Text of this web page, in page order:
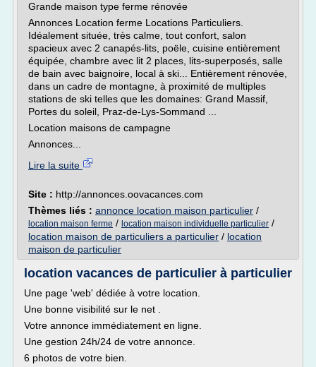
Grande maison type ferme rénovée
Annonces Location ferme Locations Particuliers.
Idéalement située, très calme, tout confort, salon
spacieux avec 2 canapés-lits, poële, cuisine entièrement
équipée, chambre avec lit 2 places, lits-superposés, salle
de bain avec baignoire, local à ski... Entièrement rénovée,
dans un cadre de montagne, à proximité de multiples
stations de ski telles que les domaines: Grand Massif,
Portes du soleil, Praz-de-Lys-Sommand ...
Location maisons de campagne
Annonces...
Lire la suite
Site : http://annonces.oovacances.com
Thèmes liés : annonce location maison particulier /
location maison ferme / location maison individuelle particulier /
location maison de particuliers a particulier / location
maison de particulier
location vacances de particulier à particulier
Une page 'web' dédiée à votre location.
Une bonne visibilité sur le net .
Votre annonce immédiatement en ligne.
Une gestion 24h/24 de votre annonce.
6 photos de votre bien.